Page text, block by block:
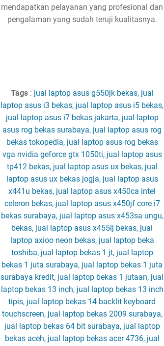
mendapatkan pelayanan yang profesional dan
pengalaman yang sudah teruji kualitasnya.
Tags: jual laptop asus g550jk bekas, jual
laptop asus i3 bekas, jual laptop asus i5 bekas,
jual laptop asus i7 bekas jakarta, jual laptop
asus rog bekas surabaya, jual laptop asus rog
bekas tokopedia, jual laptop asus rog bekas
vga nvidia geforce gtx 1050ti, jual laptop asus
tp412 bekas, jual laptop asus ux bekas, jual
laptop asus ux bekas jogja, jual laptop asus
x441u bekas, jual laptop asus x450ca intel
celeron bekas, jual laptop asus x450jf core i7
bekas surabaya, jual laptop asus x453sa ungu,
bekas, jual laptop asus x455lj bekas, jual
laptop axioo neon bekas, jual laptop beka
toshiba, jual laptop bekas 1 jt, jual laptop
bekas 1 juta surabaya, jual laptop bekas 1 juta
surabaya kredit, jual laptop bekas 1 jutaan, jual
laptop bekas 13 inch, jual laptop bekas 13 inch
tipis, jual laptop bekas 14 backlit keyboard
touchscreen, jual laptop bekas 2009 surabaya,
jual laptop bekas 64 bit surabaya, jual laptop
bekas aceh, jual laptop bekas acer 4736, jual